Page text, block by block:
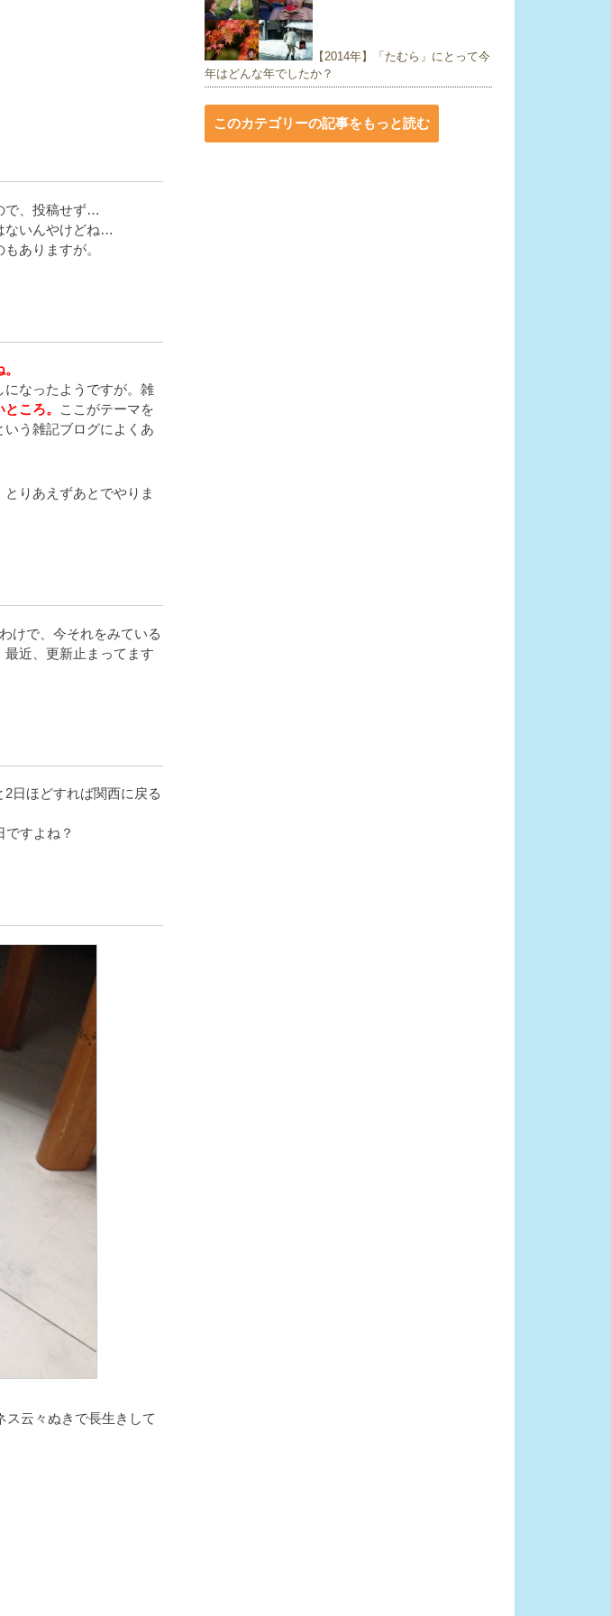
で、投稿せず…
ないんやけどね…
ありますが。
なったようですが。雑
ころ。
ここがテーマを
う雑記ブログによくあ
りあえずあとでやりま
けで、今それをみている
近、更新止まってます
日ほどすれば関西に戻る
すよね？
ス云々ぬきで長生きして
【2014年】「たむら」にとって今
年はどんな年でしたか？
このカテゴリーの記事をもっと読む